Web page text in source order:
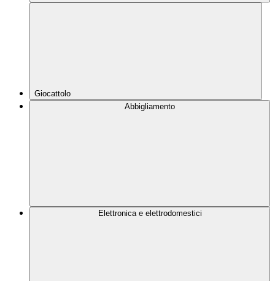
Giocattolo
Abbigliamento
Elettronica e elettrodomestici